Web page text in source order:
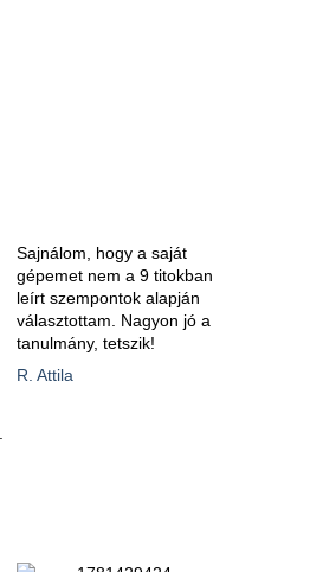
Sajnálom, hogy a saját
gépemet nem a 9 titokban
leírt szempontok alapján
választottam. Nagyon jó a
tanulmány, tetszik!
R. Attila